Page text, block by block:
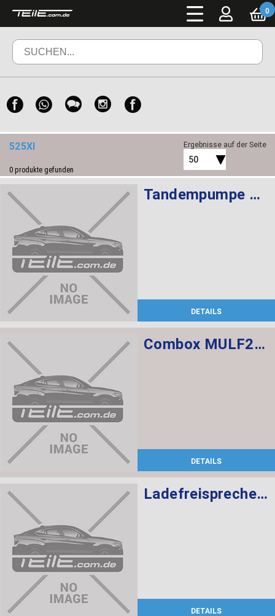
0
525XI
0 produkte gefunden
Ergebnisse auf der Seite
50
Tandempumpe LFR-440 LUK
DETAILS
Combox MULF2 High Basis SVS
DETAILS
Ladefreisprechelektronik High
DETAILS